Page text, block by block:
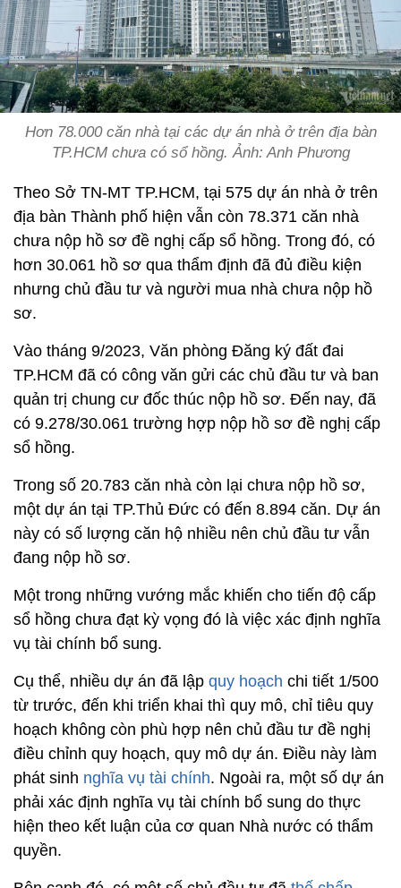
Hơn 78.000 căn nhà tại các dự án nhà ở trên địa bàn
TP.HCM chưa có sổ hồng. Ảnh: Anh Phương
Theo Sở TN-MT TP.HCM, tại 575 dự án nhà ở trên
địa bàn Thành phố hiện vẫn còn 78.371 căn nhà
chưa nộp hồ sơ đề nghị cấp sổ hồng. Trong đó, có
hơn 30.061 hồ sơ qua thẩm định đã đủ điều kiện
nhưng chủ đầu tư và người mua nhà chưa nộp hồ
sơ.
Vào tháng 9/2023, Văn phòng Đăng ký đất đai
TP.HCM đã có công văn gửi các chủ đầu tư và ban
quản trị chung cư đốc thúc nộp hồ sơ. Đến nay, đã
có 9.278/30.061 trường hợp nộp hồ sơ đề nghị cấp
sổ hồng.
Trong số 20.783 căn nhà còn lại chưa nộp hồ sơ,
một dự án tại TP.Thủ Đức có đến 8.894 căn. Dự án
này có số lượng căn hộ nhiều nên chủ đầu tư vẫn
đang nộp hồ sơ.
Một trong những vướng mắc khiến cho tiến độ cấp
sổ hồng chưa đạt kỳ vọng đó là việc xác định nghĩa
vụ tài chính bổ sung.
Cụ thể, nhiều dự án đã lập quy hoạch chi tiết 1/500
từ trước, đến khi triển khai thì quy mô, chỉ tiêu quy
hoạch không còn phù hợp nên chủ đầu tư đề nghị
điều chỉnh quy hoạch, quy mô dự án. Điều này làm
phát sinh nghĩa vụ tài chính. Ngoài ra, một số dự án
phải xác định nghĩa vụ tài chính bổ sung do thực
hiện theo kết luận của cơ quan Nhà nước có thẩm
quyền.